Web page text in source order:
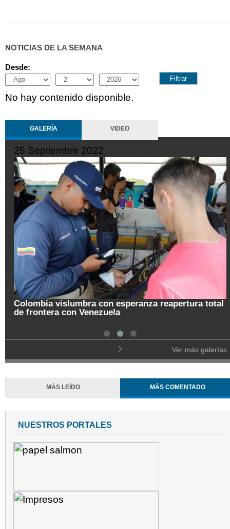
NOTICIAS DE LA SEMANA
Desde:
Month
Day Year
No hay contenido disponible.
GALERÍA VIDEO
25 Septiembre 2022
Colombia vislumbra con esperanza reapertura total
de frontera con Venezuela
Ver más galerías
MÁS LEÍDO MÁS COMENTADO
NUESTROS PORTALES